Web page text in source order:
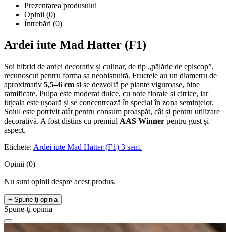
Prezentarea produsului
Opinii (0)
Întrebări (0)
Ardei iute Mad Hatter (F1)
Soi hibrid de ardei decorativ și culinar, de tip „pălărie de episcop”,
recunoscut pentru forma sa neobișnuită. Fructele au un diametru de
aproximativ 5,5–6 cm și se dezvoltă pe plante viguroase, bine
ramificate. Pulpa este moderat dulce, cu note florale și citrice, iar
iuțeala este ușoară și se concentrează în special în zona semințelor.
Soiul este potrivit atât pentru consum proaspăt, cât și pentru utilizare
decorativă. A fost distins cu premiul AAS Winner pentru gust și
aspect.
Etichete: Ardei iute Mad Hatter (F1) 3 sem.
Opinii (0)
Nu sunt opinii despre acest produs.
+ Spune-ţi opinia
Spune-ţi opinia